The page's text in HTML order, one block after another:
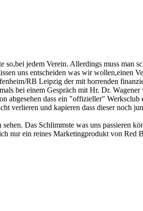
so,bei jedem Verein. Allerdings muss man
uns entscheiden was wir wollen,einen
RB Leipzig der mit horrenden
bei einem Gespräch mit Hr. Dr. Wagener
abgesehen dass ein "offizieller" Werksclub
verlieren und kapieren dass dieser noch
Das Schlimmste was uns passieren
nur ein reines Marketingprodukt von Red